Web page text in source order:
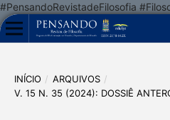
#PensandoRevistadeFilosofia
INÍCIO / ARQUIVOS /
V. 15 N. 35 (2024): DOSSIÊ